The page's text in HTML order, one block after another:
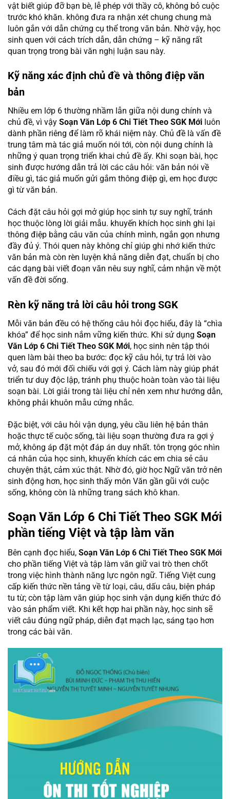
vật biết giúp đỡ bạn bè, lễ phép với thầy cô, không bỏ cuộc
trước khó khăn. không đưa ra nhận xét chung chung mà
luôn gắn với dẫn chứng cụ thể trong văn bản. Nhờ vậy, học
sinh quen với cách trích dẫn, dẫn chứng – kỹ năng rất
quan trọng trong bài văn nghị luận sau này.
Kỹ năng xác định chủ đề và thông điệp văn
bản
Nhiều em lớp 6 thường nhầm lẫn giữa nội dung chính và
chủ đề, vì vậy Soạn Văn Lớp 6 Chi Tiết Theo SGK Mới luôn
dành phần riêng để làm rõ khái niệm này. Chủ đề là vấn đề
trung tâm mà tác giả muốn nói tới, còn nội dung chính là
những ý quan trọng triển khai chủ đề ấy. Khi soạn bài, học
sinh được hướng dẫn trả lời các câu hỏi: văn bản nói về
điều gì, tác giả muốn gửi gắm thông điệp gì, em học được
gì từ văn bản.
Cách đặt câu hỏi gợi mở giúp học sinh tự suy nghĩ, tránh
học thuộc lòng lời giải mẫu. khuyến khích học sinh ghi lại
thông điệp bằng câu văn của chính mình, ngắn gọn nhưng
đầy đủ ý. Thói quen này không chỉ giúp ghi nhớ kiến thức
văn bản mà còn rèn luyện khả năng diễn đạt, chuẩn bị cho
các dạng bài viết đoạn văn nêu suy nghĩ, cảm nhận về một
vấn đề đời sống.
Rèn kỹ năng trả lời câu hỏi trong SGK
Mỗi văn bản đều có hệ thống câu hỏi đọc hiểu, đây là “chìa
khóa” để học sinh nắm vững kiến thức. Khi sử dụng Soạn
Văn Lớp 6 Chi Tiết Theo SGK Mới, học sinh nên tập thói
quen làm bài theo ba bước: đọc kỹ câu hỏi, tự trả lời vào
vở, sau đó mới đối chiếu với gợi ý. Cách làm này giúp phát
triển tư duy độc lập, tránh phụ thuộc hoàn toàn vào tài liệu
soạn bài. Lời giải trong tài liệu chỉ nên xem như hướng dẫn,
không phải khuôn mẫu cứng nhắc.
Đặc biệt, với câu hỏi vận dụng, yêu cầu liên hệ bản thân
hoặc thực tế cuộc sống, tài liệu soạn thường đưa ra gợi ý
mở, không áp đặt một đáp án duy nhất. tôn trọng góc nhìn
cá nhân của học sinh, khuyến khích các em chia sẻ câu
chuyện thật, cảm xúc thật. Nhờ đó, giờ học Ngữ văn trở nên
sinh động hơn, học sinh thấy môn Văn gần gũi với cuộc
sống, không còn là những trang sách khô khan.
Soạn Văn Lớp 6 Chi Tiết Theo SGK Mới
phần tiếng Việt và tập làm văn
Bên cạnh đọc hiểu, Soạn Văn Lớp 6 Chi Tiết Theo SGK Mới
cho phần tiếng Việt và tập làm văn giữ vai trò then chốt
trong việc hình thành năng lực ngôn ngữ. Tiếng Việt cung
cấp kiến thức nền tảng về từ loại, câu, dấu câu, biện pháp
tu từ; còn tập làm văn giúp học sinh vận dụng kiến thức đó
vào sản phẩm viết. Khi kết hợp hai phần này, học sinh sẽ
viết câu đúng ngữ pháp, diễn đạt mạch lạc, sáng tạo hơn
trong các bài văn.